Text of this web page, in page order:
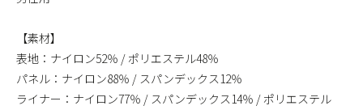
【素材】
表地：ナイロン52％ / ポリエステル48％
パネル：ナイロン88％ / スパンデックス12％
ライナー：ナイロン77％ / スパンデックス14％ / ポリエステル